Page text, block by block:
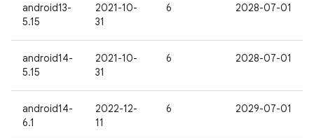
android13-
5.15
2021-10-
31
6 2028-07-01
android14-
5.15
2021-10-
31
6 2028-07-01
android14-
6.1
2022-12-
11
6 2029-07-01